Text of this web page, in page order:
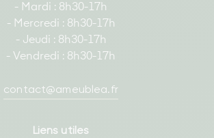
- Mardi : 8h30-17h
- Mercredi : 8h30-17h
- Jeudi : 8h30-17h
- Vendredi : 8h30-17h
contact@ameublea.fr
Liens utiles